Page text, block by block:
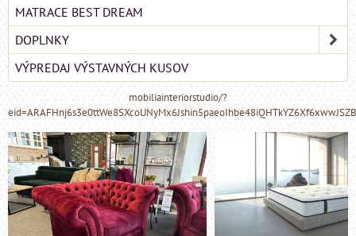
MATRACE BEST DREAM
DOPLNKY
VÝPREDAJ VÝSTAVNÝCH KUSOV
mobiliainteriorstudio/?